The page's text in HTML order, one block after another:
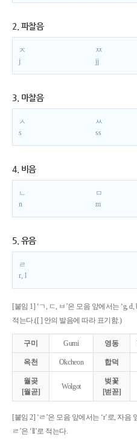
2. 파찰음
ㅈ
j
ㅉ
jj
3. 마찰음
ㅅ
s
ㅆ
ss
4. 비음
ㄴ
n
ㅁ
m
5. 유음
ㄹ
r, l
[붙임 1] ‘ㄱ, ㄷ, ㅂ’은 모음 앞에서는 ‘g,
적는다.([ ] 안의 발음에 따라 표기함.)
구미 Gumi 영동
옥천 Okcheon 합덕
월곶
[월곧]
Wolgot
벚꽃
[벋꼳]
[붙임 2] ‘ㄹ’은 모음 앞에서는 ‘r’로, 자음
ㄹ’은 ‘ll’로 적는다.